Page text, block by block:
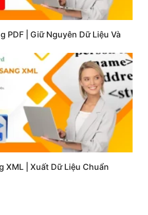
PDF | Giữ Nguyên Dữ Liệu Và
XML | Xuất Dữ Liệu Chuẩn